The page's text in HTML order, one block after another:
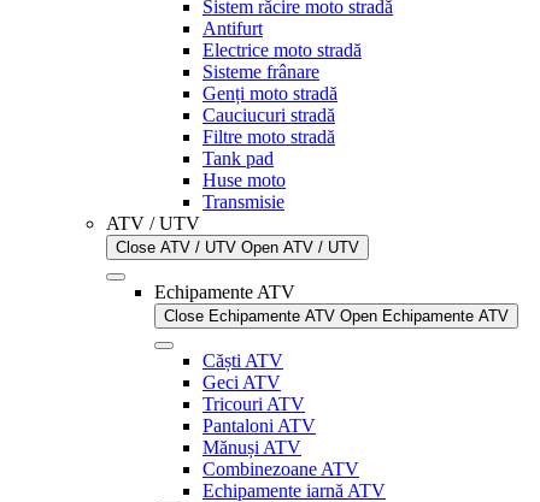
Sistem răcire moto stradă
Antifurt
Electrice moto stradă
Sisteme frânare
Genți moto stradă
Cauciucuri stradă
Filtre moto stradă
Tank pad
Huse moto
Transmisie
ATV / UTV
Close ATV / UTV Open ATV / UTV
Echipamente ATV
Close Echipamente ATV Open Echipamente ATV
Căști ATV
Geci ATV
Tricouri ATV
Pantaloni ATV
Mănuși ATV
Combinezoane ATV
Echipamente iarnă ATV